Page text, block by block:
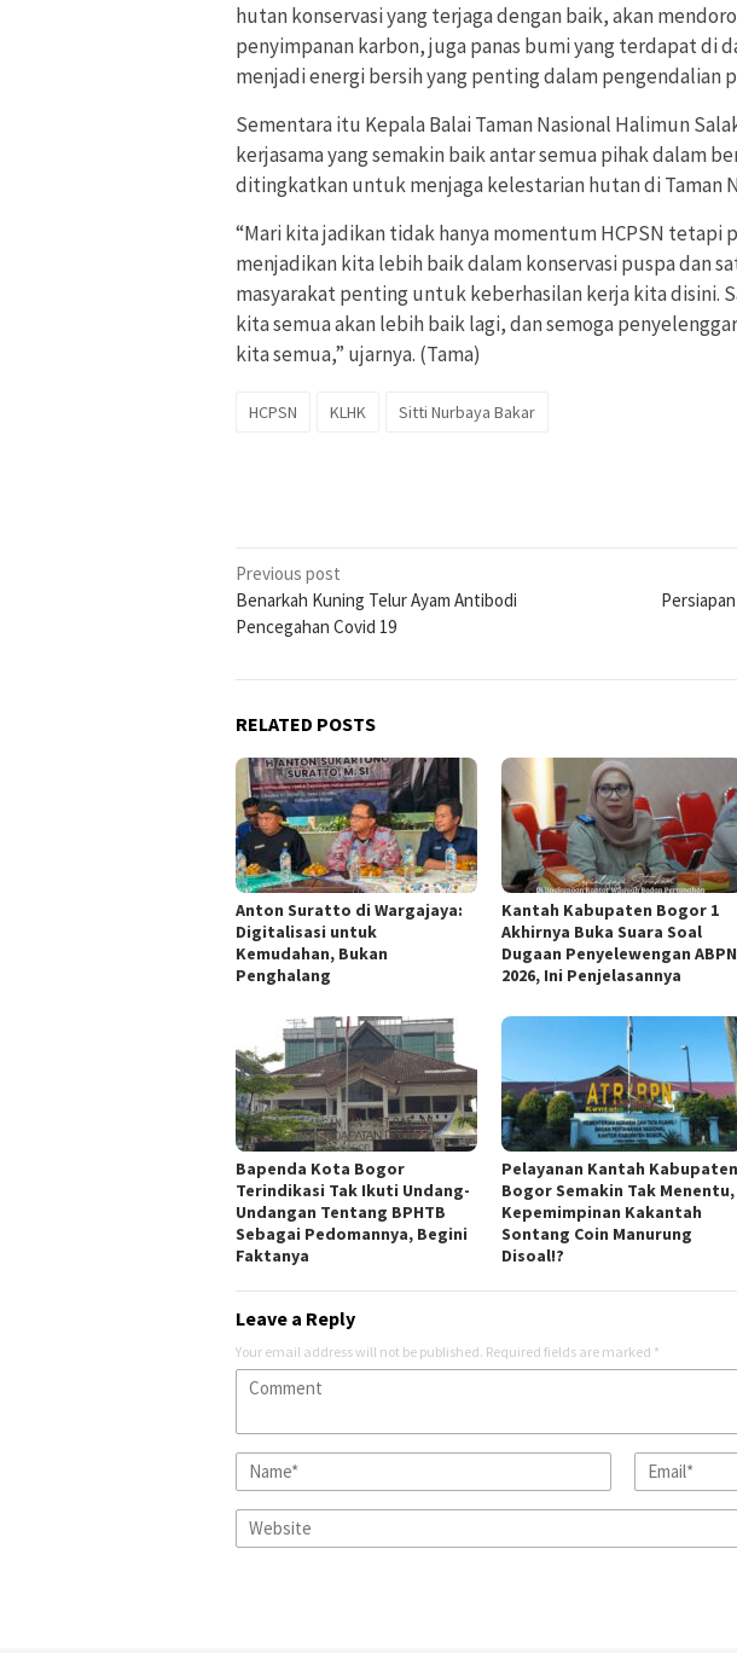
hutan konservasi yang terjaga dengan baik, akan
penyimpanan karbon, juga panas bumi yang terdapat di
menjadi energi bersih yang penting dalam pengendalian
Sementara itu Kepala Balai Taman Nasional Halimun
kerjasama yang semakin baik antar semua pihak dalam
ditingkatkan untuk menjaga kelestarian hutan di Taman
“Mari kita jadikan tidak hanya momentum HCPSN tetapi
menjadikan kita lebih baik dalam konservasi puspa dan
masyarakat penting untuk keberhasilan kerja kita disini.
kita semua akan lebih baik lagi, dan semoga
kita semua,” ujarnya. (Tama)
HCPSN KLHK Sitti Nurbaya Bakar
Post
navigation
Previous post
Benarkah Kuning Telur Ayam Antibodi
Pencegahan Covid 19
RELATED POSTS
Anton Suratto di Wargajaya:
Digitalisasi untuk
Kemudahan, Bukan
Penghalang
Kantah Kabupaten Bogor 1
Akhirnya Buka Suara Soal
Dugaan Penyelewengan ABPN
2026, Ini Penjelasannya
Bapenda Kota Bogor
Terindikasi Tak Ikuti Undang-
Undangan Tentang BPHTB
Sebagai Pedomannya, Begini
Faktanya
Pelayanan Kantah Kabupaten
Bogor Semakin Tak Menentu,
Kepemimpinan Kakantah
Sontang Coin Manurung
Disoal!?
Leave a Reply
Your email address will not be published. Required fields are marked *